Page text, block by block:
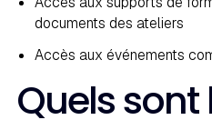
documents des ateliers
Accès aux événements
Quels sont